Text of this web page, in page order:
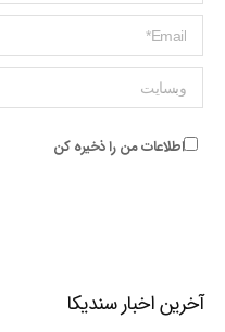
ایمیل *
وبسایت
اطلاعات من را ذخیره کن
آخرین اخبار سندیکا